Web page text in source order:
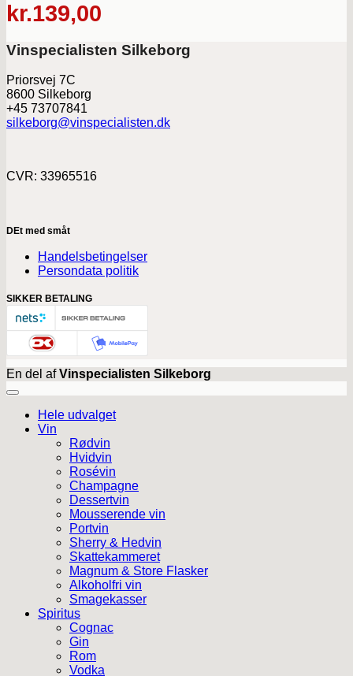
kr.139,00
Vinspecialisten Silkeborg
Priorsvej 7C
8600 Silkeborg
+45 73707841
silkeborg@vinspecialisten.dk
CVR: 33965516
DEt med småt
Handelsbetingelser
Persondata politik
SIKKER BETALING
En del afVinspecialisten Silkeborg
Hele udvalget
Vin
Rødvin
Hvidvin
Rosévin
Champagne
Dessertvin
Mousserende vin
Portvin
Sherry & Hedvin
Skattekammeret
Magnum & Store Flasker
Alkoholfri vin
Smagekasser
Spiritus
Cognac
Gin
Rom
Vodka